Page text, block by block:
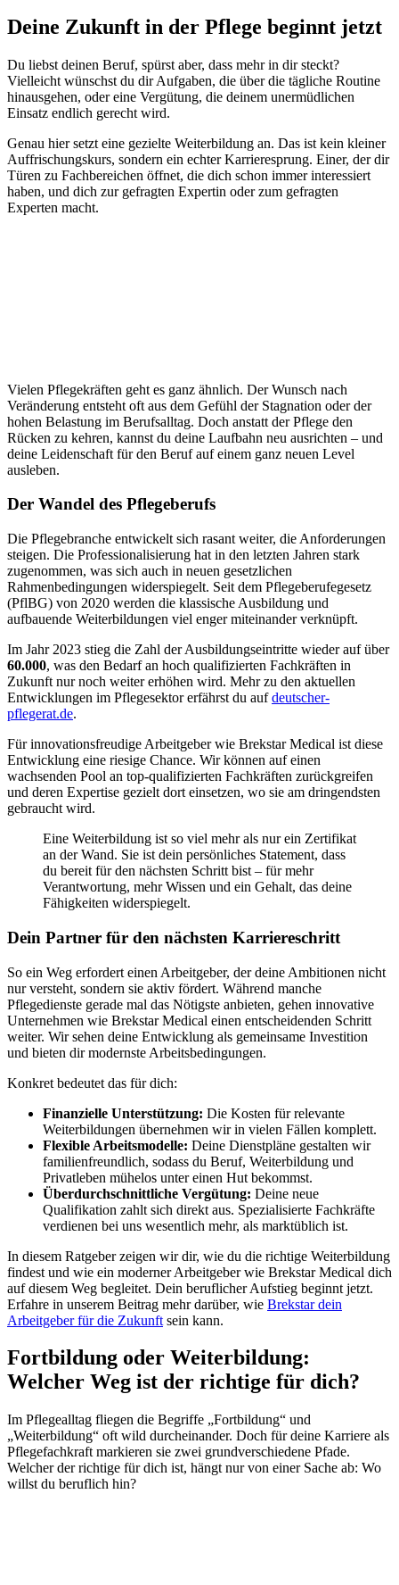
Deine Zukunft in der Pflege beginnt jetzt
Du liebst deinen Beruf, spürst aber, dass mehr in dir steckt?
Vielleicht wünschst du dir Aufgaben, die über die tägliche Routine
hinausgehen, oder eine Vergütung, die deinem unermüdlichen
Einsatz endlich gerecht wird.
Genau hier setzt eine gezielte Weiterbildung an. Das ist kein kleiner
Auffrischungskurs, sondern ein echter Karrieresprung. Einer, der dir
Türen zu Fachbereichen öffnet, die dich schon immer interessiert
haben, und dich zur gefragten Expertin oder zum gefragten
Experten macht.
Vielen Pflegekräften geht es ganz ähnlich. Der Wunsch nach
Veränderung entsteht oft aus dem Gefühl der Stagnation oder der
hohen Belastung im Berufsalltag. Doch anstatt der Pflege den
Rücken zu kehren, kannst du deine Laufbahn neu ausrichten – und
deine Leidenschaft für den Beruf auf einem ganz neuen Level
ausleben.
Der Wandel des Pflegeberufs
Die Pflegebranche entwickelt sich rasant weiter, die Anforderungen
steigen. Die Professionalisierung hat in den letzten Jahren stark
zugenommen, was sich auch in neuen gesetzlichen
Rahmenbedingungen widerspiegelt. Seit dem Pflegeberufegesetz
(PflBG) von 2020 werden die klassische Ausbildung und
aufbauende Weiterbildungen viel enger miteinander verknüpft.
Im Jahr 2023 stieg die Zahl der Ausbildungseintritte wieder auf über
60.000, was den Bedarf an hoch qualifizierten Fachkräften in
Zukunft nur noch weiter erhöhen wird. Mehr zu den aktuellen
Entwicklungen im Pflegesektor erfährst du aufdeutscher-
pflegerat.de.
Für innovationsfreudige Arbeitgeber wie Brekstar Medical ist diese
Entwicklung eine riesige Chance. Wir können auf einen
wachsenden Pool an top-qualifizierten Fachkräften zurückgreifen
und deren Expertise gezielt dort einsetzen, wo sie am dringendsten
gebraucht wird.
Eine Weiterbildung ist so viel mehr als nur ein Zertifikat
an der Wand. Sie ist dein persönliches Statement, dass
du bereit für den nächsten Schritt bist – für mehr
Verantwortung, mehr Wissen und ein Gehalt, das deine
Fähigkeiten widerspiegelt.
Dein Partner für den nächsten Karriereschritt
So ein Weg erfordert einen Arbeitgeber, der deine Ambitionen nicht
nur versteht, sondern sie aktiv fördert. Während manche
Pflegedienste gerade mal das Nötigste anbieten, gehen innovative
Unternehmen wie Brekstar Medical einen entscheidenden Schritt
weiter. Wir sehen deine Entwicklung als gemeinsame Investition
und bieten dir modernste Arbeitsbedingungen.
Konkret bedeutet das für dich:
Finanzielle Unterstützung: Die Kosten für relevante
Weiterbildungen übernehmen wir in vielen Fällen komplett.
Flexible Arbeitsmodelle: Deine Dienstpläne gestalten wir
familienfreundlich, sodass du Beruf, Weiterbildung und
Privatleben mühelos unter einen Hut bekommst.
Überdurchschnittliche Vergütung: Deine neue
Qualifikation zahlt sich direkt aus. Spezialisierte Fachkräfte
verdienen bei uns wesentlich mehr, als marktüblich ist.
In diesem Ratgeber zeigen wir dir, wie du die richtige Weiterbildung
findest und wie ein moderner Arbeitgeber wie Brekstar Medical dich
auf diesem Weg begleitet. Dein beruflicher Aufstieg beginnt jetzt.
Erfahre in unserem Beitrag mehr darüber, wie Brekstar dein
Arbeitgeber für die Zukunft sein kann.
Fortbildung oder Weiterbildung:
Welcher Weg ist der richtige für dich?
Im Pflegealltag fliegen die Begriffe „Fortbildung“ und
„Weiterbildung“ oft wild durcheinander. Doch für deine Karriere als
Pflegefachkraft markieren sie zwei grundverschiedene Pfade.
Welcher der richtige für dich ist, hängt nur von einer Sache ab: Wo
willst du beruflich hin?